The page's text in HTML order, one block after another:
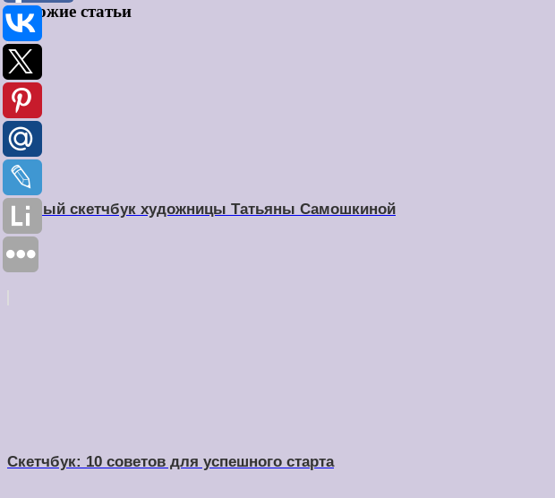
Похожие статьи
Тёплый скетчбук художницы Татьяны Самошкиной
Скетчбук: 10 советов для успешного старта